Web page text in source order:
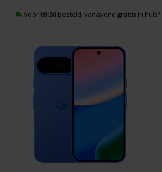
Voor09:30besteld, vanavond gratisin huis*